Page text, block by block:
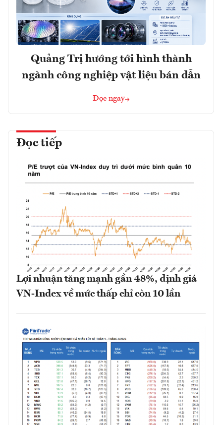
Quảng Trị hướng tới hình thành
ngành công nghiệp vật liệu bán dẫn
Đọc ngay
Đọc tiếp
Lợi nhuận tăng mạnh gần 48%, định giá
VN-Index về mức thấp chỉ còn 10 lần